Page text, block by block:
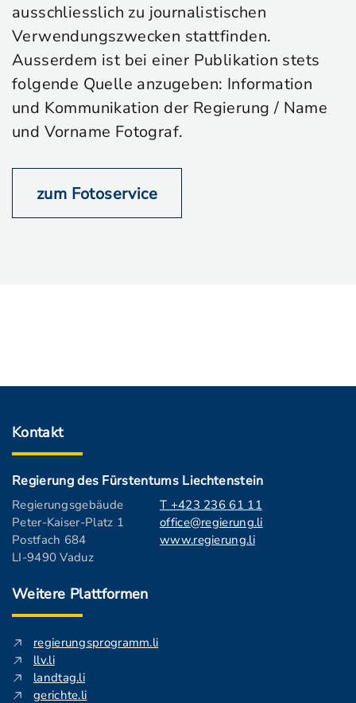
ausschliesslich zu journalistischen
Verwendungszwecken stattfinden.
Ausserdem ist bei einer Publikation stets
folgende Quelle anzugeben: Information
und Kommunikation der Regierung / Name
und Vorname Fotograf.
zum Fotoservice
Kontakt
Regierung des Fürstentums Liechtenstein
Regierungsgebäude
Peter-Kaiser-Platz 1
Postfach 684
LI-9490 Vaduz
T +423 236 61 11
office@regierung.li
www.regierung.li
Weitere Plattformen
regierungsprogramm.li
llv.li
landtag.li
gerichte.li